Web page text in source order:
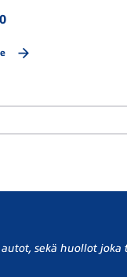
sekä huollot joka